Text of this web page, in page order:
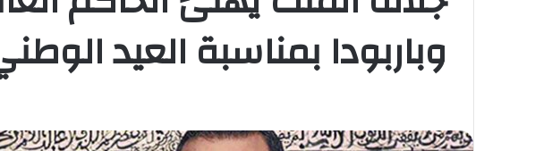
وباربودا بمناسبة العيد